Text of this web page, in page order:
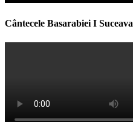
Cântecele Basarabiei I Suceava